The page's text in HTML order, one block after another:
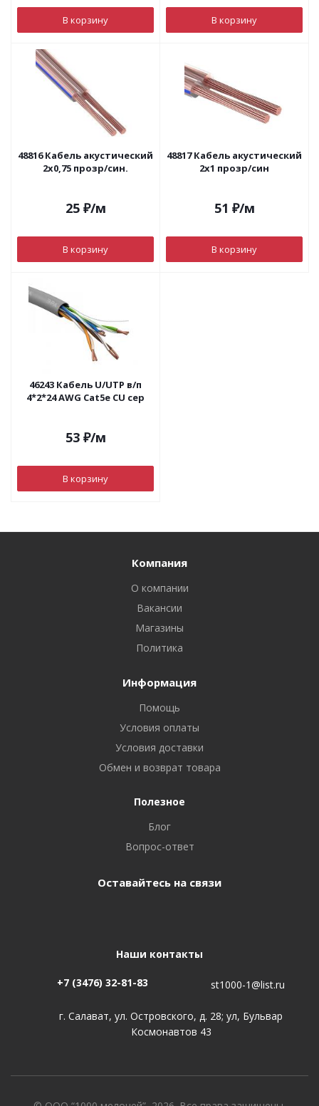
В корзину В корзину
48816 Кабель акустический
2х0,75 прозр/син.
25₽/м
В корзину
48817 Кабель акустический
2х1 прозр/син
51 ₽/м
В корзину
46243 Кабель U/UTP в/п
4*2*24 AWG Cat5e CU сер
53₽/м
В корзину
Компания
О компании
Вакансии
Магазины
Политика
Информация
Помощь
Условия оплаты
Условия доставки
Обмен и возврат товара
Полезное
Блог
Вопрос-ответ
Оставайтесь на связи
Наши контакты
+7 (3476) 32-81-83 st1000-1@list.ru
г. Салават, ул. Островского, д. 28; ул, Бульвар
Космонавтов 43